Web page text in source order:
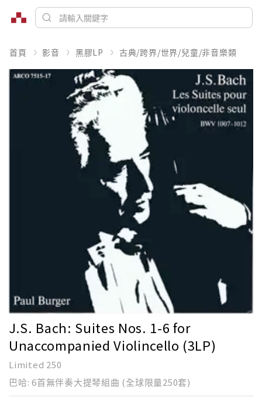
首頁 影音 黑膠LP 古典/跨界/世界/兒童/非音樂類
J.S. Bach: Suites Nos. 1-6 for
Unaccompanied Violincello (3LP)
Limited 250
巴哈: 6首無伴奏大提琴組曲 (全球限量250套)